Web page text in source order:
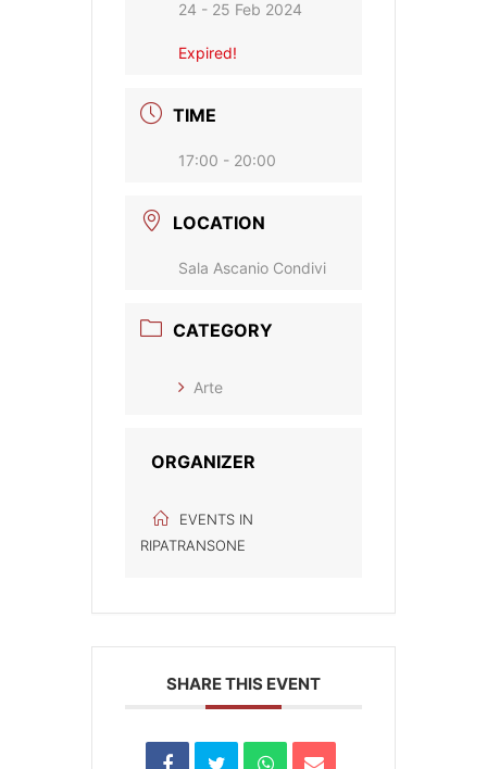
24 - 25 Feb 2024
Expired!
TIME
17:00 - 20:00
LOCATION
Sala Ascanio Condivi
CATEGORY
Arte
ORGANIZER
EVENTS IN
RIPATRANSONE
SHARE THIS EVENT